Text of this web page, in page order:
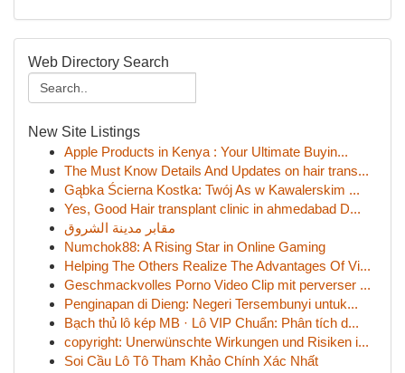
Web Directory Search
New Site Listings
Apple Products in Kenya : Your Ultimate Buyin...
The Must Know Details And Updates on hair trans...
Gąbka Ścierna Kostka: Twój As w Kawalerskim ...
Yes, Good Hair transplant clinic in ahmedabad D...
مقابر مدينة الشروق
Numchok88: A Rising Star in Online Gaming
Helping The Others Realize The Advantages Of Vi...
Geschmackvolles Porno Video Clip mit perverser ...
Penginapan di Dieng: Negeri Tersembunyi untuk...
Bạch thủ lô kép MB · Lô VIP Chuẩn: Phân tích d...
copyright: Unerwünschte Wirkungen und Risiken i...
Soi Cầu Lô Tô Tham Khảo Chính Xác Nhất